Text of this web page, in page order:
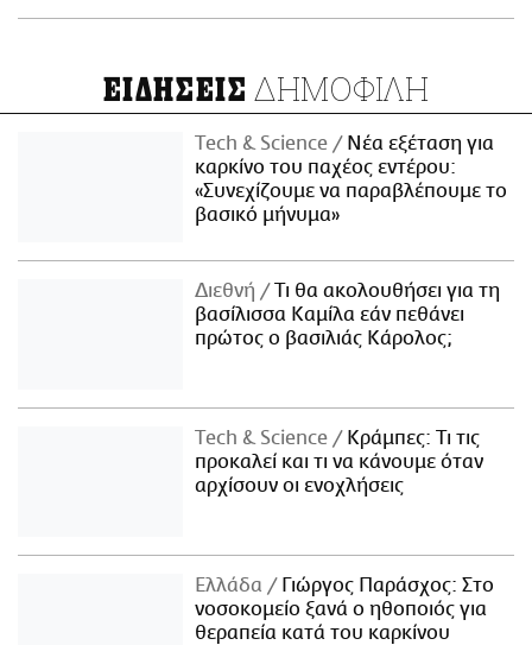
ΕΙΔΗΣΕΙΣ ΔΗΜΟΦΙΛΗ
Τech & Science
Νέα εξέταση για
καρκίνο του παχέος εντέρου:
«Συνεχίζουμε να παραβλέπουμε το
βασικό μήνυμα»
Διεθνή
Τι θα ακολουθήσει για τη
βασίλισσα Καμίλα εάν πεθάνει
πρώτος ο βασιλιάς Κάρολος;
Τech & Science
Κράμπες: Τι τις
προκαλεί και τι να κάνουμε όταν
αρχίσουν οι ενοχλήσεις
Ελλάδα
Γιώργος Παράσχος: Στο
νοσοκομείο ξανά ο ηθοποιός για
θεραπεία κατά του καρκίνου